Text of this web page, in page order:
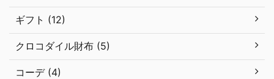
ギフト (12)
クロコダイル財布 (5)
コーデ (4)